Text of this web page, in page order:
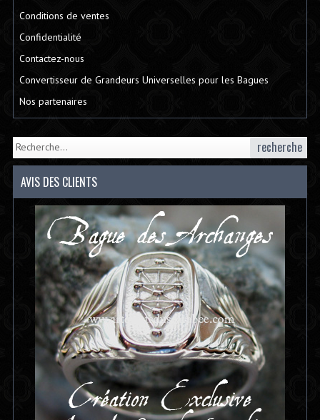
Conditions de ventes
Confidentialité
Contactez-nous
Convertisseur de Grandeurs Universelles pour les Bagues
Nos partenaires
recherche
AVIS DES CLIENTS